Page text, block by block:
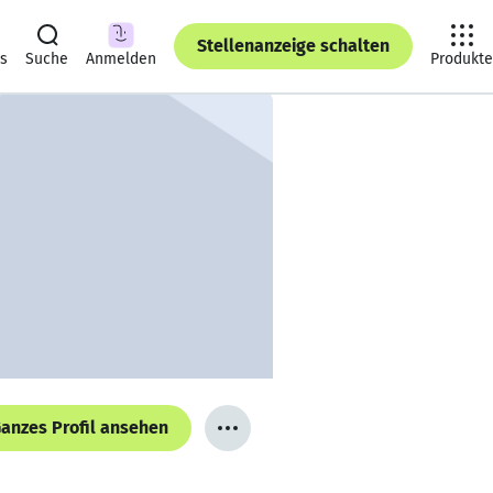
Suche Anmelden
Stellenanzeige schalten
Produkte
Profil ansehen